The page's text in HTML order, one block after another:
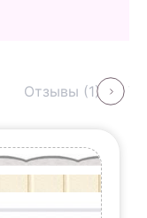
Отзывы (1)